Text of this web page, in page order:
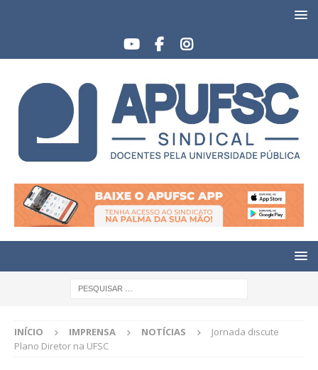
INÍCIO IMPRENSA NOTÍCIAS
Jornada discute
Plano Diretor na UFSC